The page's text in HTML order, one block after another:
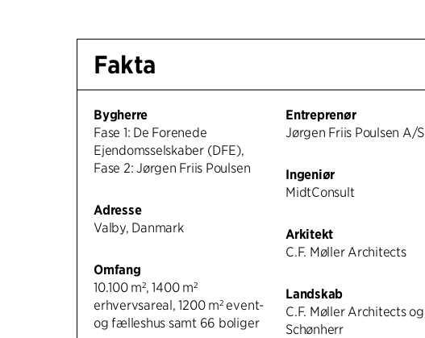
Fakta
Bygherre
Fase 1: De Forenede
Ejendomsselskaber (DFE),
Fase 2: Jørgen Friis Poulsen
Adresse
Valby, Danmark
Omfang
10.100 m², 1400 m²
erhvervsareal, 1200 m² event-
og fælleshus samt 66 boliger
Entreprenør
Jørgen Friis Poulsen A/S
Ingeniør
MidtConsult
Arkitekt
C.F. Møller Architects
Landskab
C.F. Møller Architects og
Schønherr